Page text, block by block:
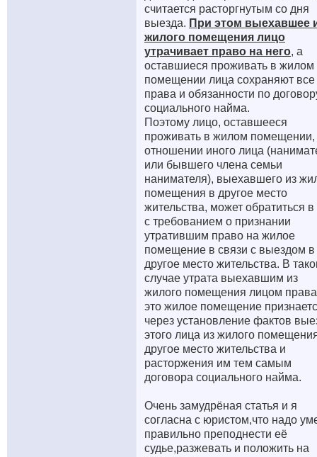
считается расторгнутым со дня
выезда. При этом выехавшее
жилого помещения лицо
утрачивает право на него, а
оставшиеся проживать в жилом
помещении лица сохраняют все
права и обязанности по
социального найма.
Поэтому лицо, оставшееся
проживать в жилом помещении,
отношении иного лица
или бывшего члена семьи
нанимателя), выехавшего из
помещения в другое место
жительства, может обратиться в
с требованием о признании
утратившим право на жилое
помещение в связи с выездом в
другое место жительства. В
случае утрата выехавшим из
жилого помещения лицом
это жилое помещение
через установление фактов
этого лица из жилого
другое место жительства и
расторжения им тем самым
договора социального найма.
Очень замудрёная статья и я
согласна с юристом,что надо
правильно преподнести её
судье,разжевать и положить на